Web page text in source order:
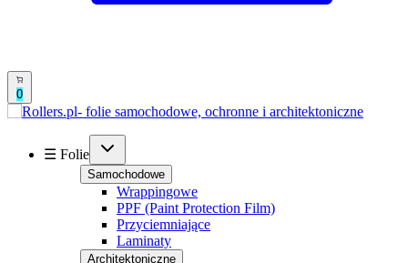
0
☰ Folie
Samochodowe
Wrappingowe
PPF (Paint Protection Film)
Przyciemniające
Laminaty
Architektoniczne